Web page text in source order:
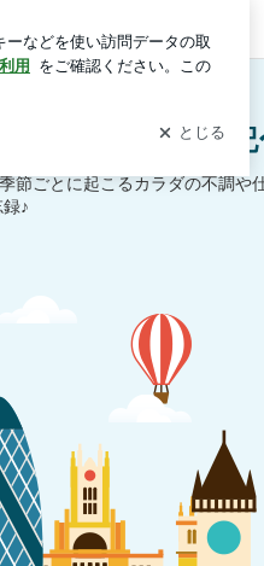
日記〜
新規登録 ログイン
ママのiroiro日記
ごとに起こるカラダの不調や
♪